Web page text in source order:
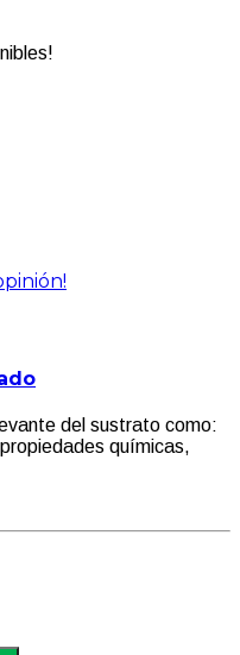
del sustrato como:
químicas,